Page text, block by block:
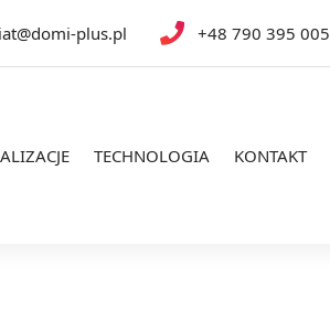
plus.pl +48 790 395 005
TECHNOLOGIA KONTAKT